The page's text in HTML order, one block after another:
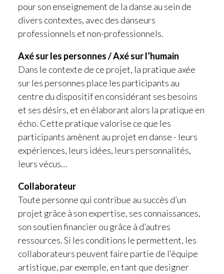
pour son enseignement de la danse au sein de
divers contextes, avec des danseurs
professionnels et non-professionnels.
Axé sur les personnes / Axé sur l’humain
Dans le contexte de ce projet, la pratique axée
sur les personnes place les participants au
centre du dispositif en considérant ses besoins
et ses désirs, et en élaborant alors la pratique en
écho. Cette pratique valorise ce que les
participants amènent au projet en danse - leurs
expériences, leurs idées, leurs personnalités,
leurs vécus…
Collaborateur
Toute personne qui contribue au succès d’un
projet grâce à son expertise, ses connaissances,
son soutien financier ou grâce à d’autres
ressources. Si les conditions le permettent, les
collaborateurs peuvent faire partie de l’équipe
artistique, par exemple, en tant que designer